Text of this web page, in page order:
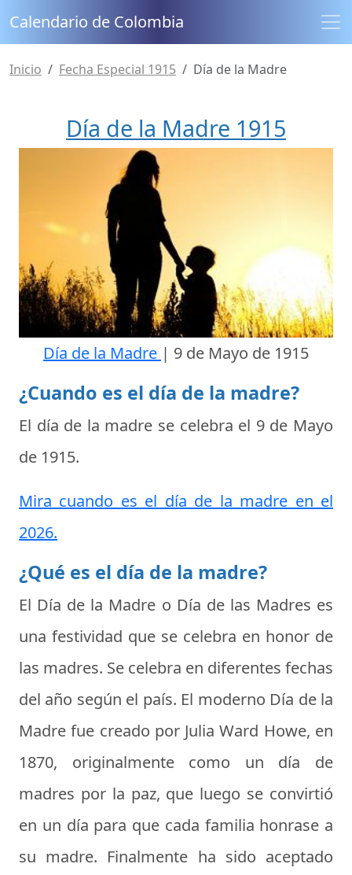
Calendario de Colombia
Inicio Fecha Especial 1915 Día de la Madre
Día de la Madre 1915
Día de la Madre | 9 de Mayo de 1915
¿Cuando es el día de la madre?
El día de la madre se celebra el 9 de Mayo
de 1915.
Mira cuando es el día de la madre en el
2026.
¿Qué es el día de la madre?
El Día de la Madre o Día de las Madres es
una festividad que se celebra en honor de
las madres. Se celebra en diferentes fechas
del año según el país. El moderno Día de la
Madre fue creado por Julia Ward Howe, en
1870, originalmente como un día de
madres por la paz, que luego se convirtió
en un día para que cada familia honrase a
su madre. Finalmente ha sido aceptado